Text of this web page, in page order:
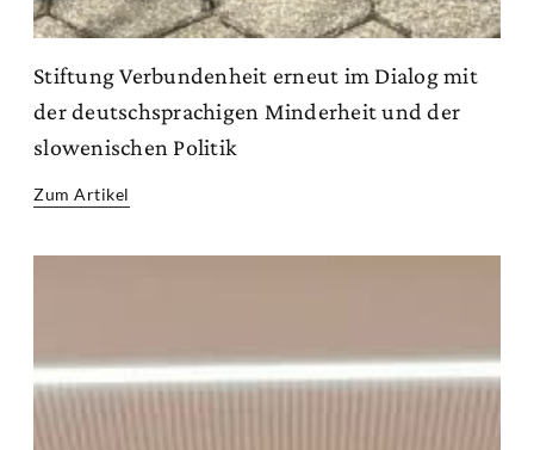
Stiftung Verbundenheit erneut im Dialog mit
der deutschsprachigen Minderheit und der
slowenischen Politik
Zum Artikel